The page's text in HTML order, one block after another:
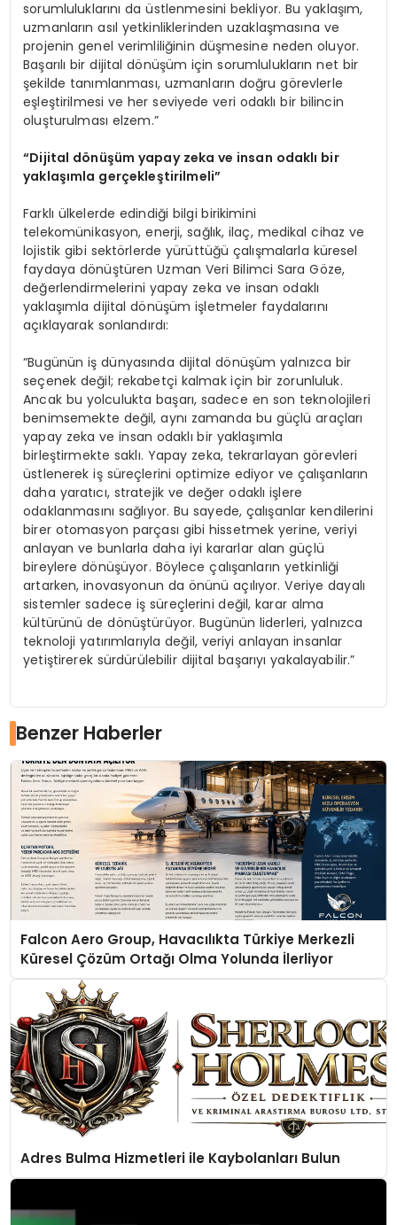
sorumluluklarını da üstlenmesini bekliyor. Bu yaklaşım,
uzmanların asıl yetkinliklerinden uzaklaşmasına ve
projenin genel verimliliğinin düşmesine neden oluyor.
Başarılı bir dijital dönüşüm için sorumlulukların net bir
şekilde tanımlanması, uzmanların doğru görevlerle
eşleştirilmesi ve her seviyede veri odaklı bir bilincin
oluşturulması elzem.”
“Dijital dönüşüm yapay zeka ve insan odaklı bir
yaklaşımla gerçekleştirilmeli”
Farklı ülkelerde edindiği bilgi birikimini
telekomünikasyon, enerji, sağlık, ilaç, medikal cihaz ve
lojistik gibi sektörlerde yürüttüğü çalışmalarla küresel
faydaya dönüştüren Uzman Veri Bilimci Sara Göze,
değerlendirmelerini yapay zeka ve insan odaklı
yaklaşımla dijital dönüşüm işletmeler faydalarını
açıklayarak sonlandırdı:
“Bugünün iş dünyasında dijital dönüşüm yalnızca bir
seçenek değil; rekabetçi kalmak için bir zorunluluk.
Ancak bu yolculukta başarı, sadece en son teknolojileri
benimsemekte değil, aynı zamanda bu güçlü araçları
yapay zeka ve insan odaklı bir yaklaşımla
birleştirmekte saklı. Yapay zeka, tekrarlayan görevleri
üstlenerek iş süreçlerini optimize ediyor ve çalışanların
daha yaratıcı, stratejik ve değer odaklı işlere
odaklanmasını sağlıyor. Bu sayede, çalışanlar kendilerini
birer otomasyon parçası gibi hissetmek yerine, veriyi
anlayan ve bunlarla daha iyi kararlar alan güçlü
bireylere dönüşüyor. Böylece çalışanların yetkinliği
artarken, inovasyonun da önünü açılıyor. Veriye dayalı
sistemler sadece iş süreçlerini değil, karar alma
kültürünü de dönüştürüyor. Bugünün liderleri, yalnızca
teknoloji yatırımlarıyla değil, veriyi anlayan insanlar
yetiştirerek sürdürülebilir dijital başarıyı yakalayabilir.”
Benzer Haberler
Falcon Aero Group, Havacılıkta Türkiye Merkezli
Küresel Çözüm Ortağı Olma Yolunda İlerliyor
Adres Bulma Hizmetleri ile Kaybolanları Bulun